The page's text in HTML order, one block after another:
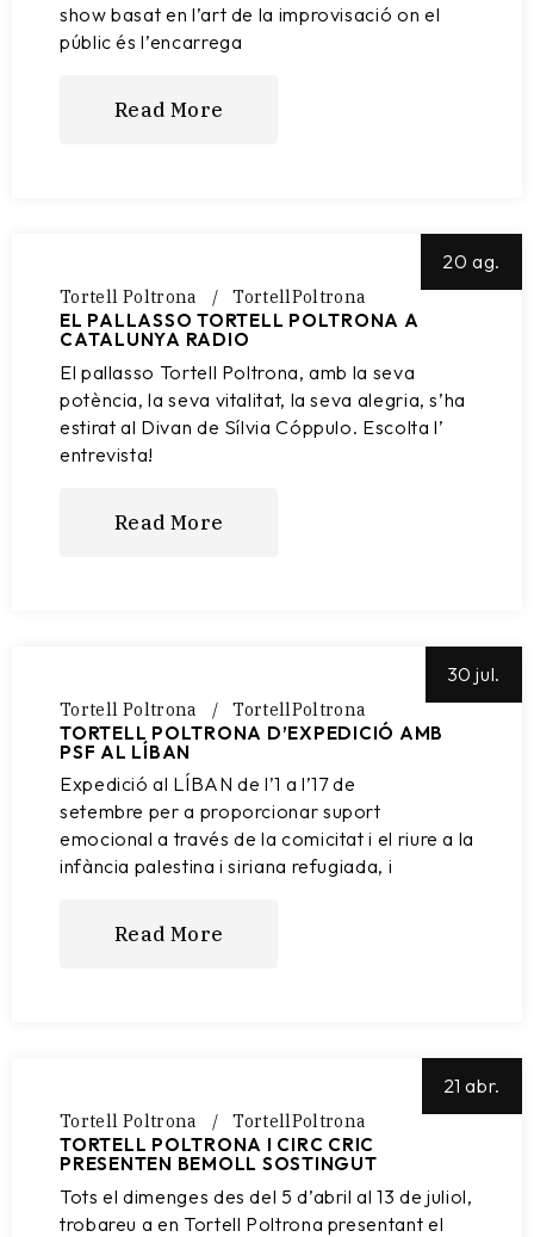
show basat en l’art de la improvisació on el
públic és l’encarrega
Read More
20 ag.
Tortell Poltrona
TortellPoltrona
EL PALLASSO TORTELL POLTRONA A
CATALUNYA RADIO
El pallasso Tortell Poltrona, amb la seva
potència, la seva vitalitat, la seva alegria, s’ha
estirat al Divan de Sílvia Cóppulo. Escolta l’
entrevista!
Read More
30 jul.
Tortell Poltrona
TortellPoltrona
TORTELL POLTRONA D’EXPEDICIÓ AMB
PSF AL LÍBAN
Expedició al LÍBAN de l’1 a l’17 de
setembre per a proporcionar suport
emocional a través de la comicitat i el riure a la
infància palestina i siriana refugiada, i
Read More
21 abr.
Tortell Poltrona
TortellPoltrona
TORTELL POLTRONA I CIRC CRIC
PRESENTEN BEMOLL SOSTINGUT
Tots el dimenges des del 5 d’abril al 13 de juliol,
trobareu a en Tortell Poltrona presentant el